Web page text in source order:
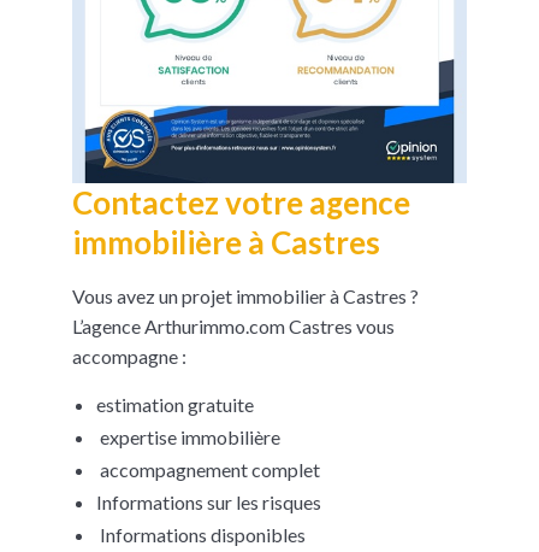
Contactez votre agence
immobilière à Castres
Vous avez un projet immobilier à Castres ?
L’agence Arthurimmo.com Castres vous
accompagne :
estimation gratuite
expertise immobilière
accompagnement complet
Informations sur les risques
Informations disponibles